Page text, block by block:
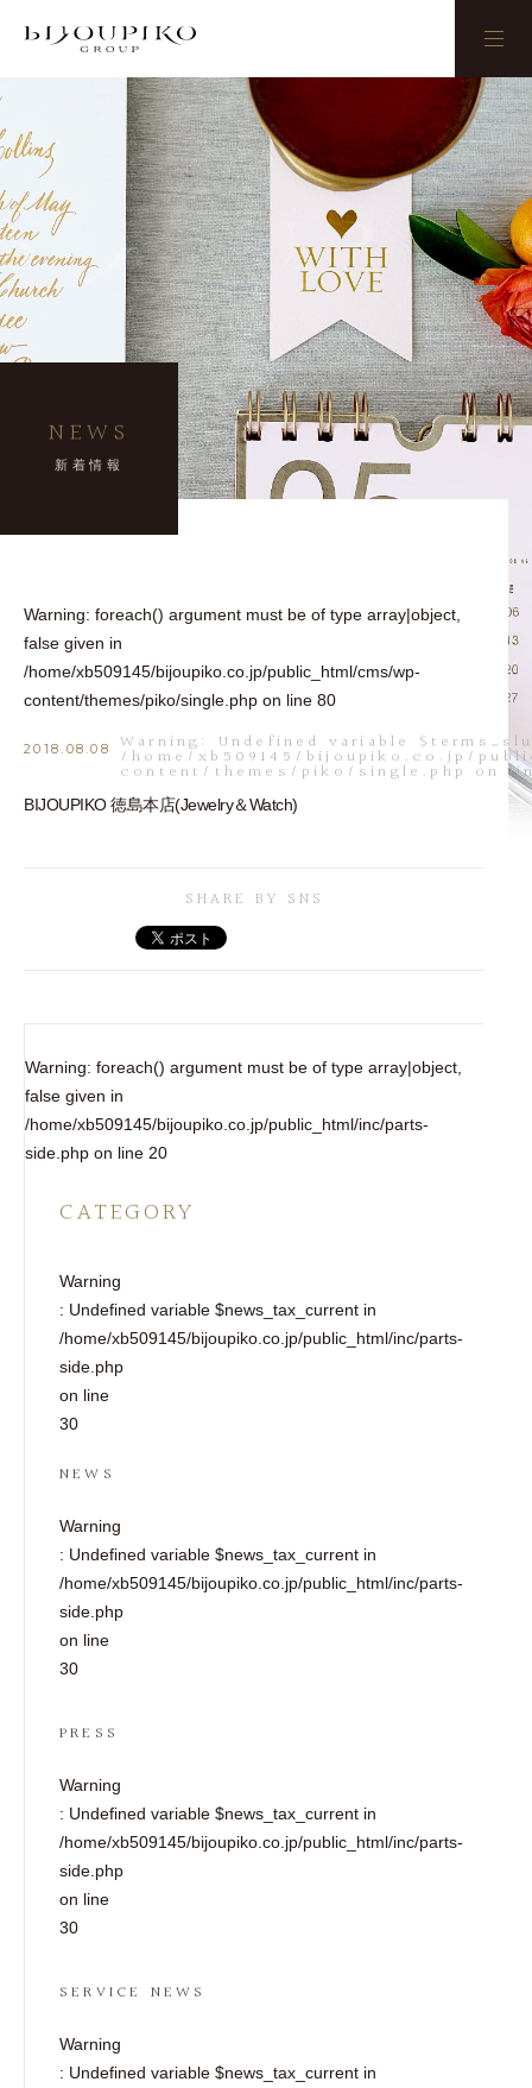
NEWS
新着情報
Warning: foreach() argument must be of type array|object,
false given in
/home/xb509145/bijoupiko.co.jp/public_html/cms/wp-
content/themes/piko/single.php on line 80
2018.08.08 Warning : Undefined variable
/home/xb509145/bijoupiko.co.jp/
content/themes/piko/single.php on
BIJOUPIKO 徳島本店(Jewelry＆Watch)
SHARE BY SNS
Warning: foreach() argument must be of type array|object,
false given in
/home/xb509145/bijoupiko.co.jp/public_html/inc/parts-
side.php on line 20
CATEGORY
Warning
: Undefined variable $news_tax_current in
/home/xb509145/bijoupiko.co.jp/public_html/inc/parts-
side.php
on line
30
NEWS
Warning
: Undefined variable $news_tax_current in
/home/xb509145/bijoupiko.co.jp/public_html/inc/parts-
side.php
on line
30
PRESS
Warning
: Undefined variable $news_tax_current in
/home/xb509145/bijoupiko.co.jp/public_html/inc/parts-
side.php
on line
30
SERVICE NEWS
Warning
: Undefined variable $news_tax_current in